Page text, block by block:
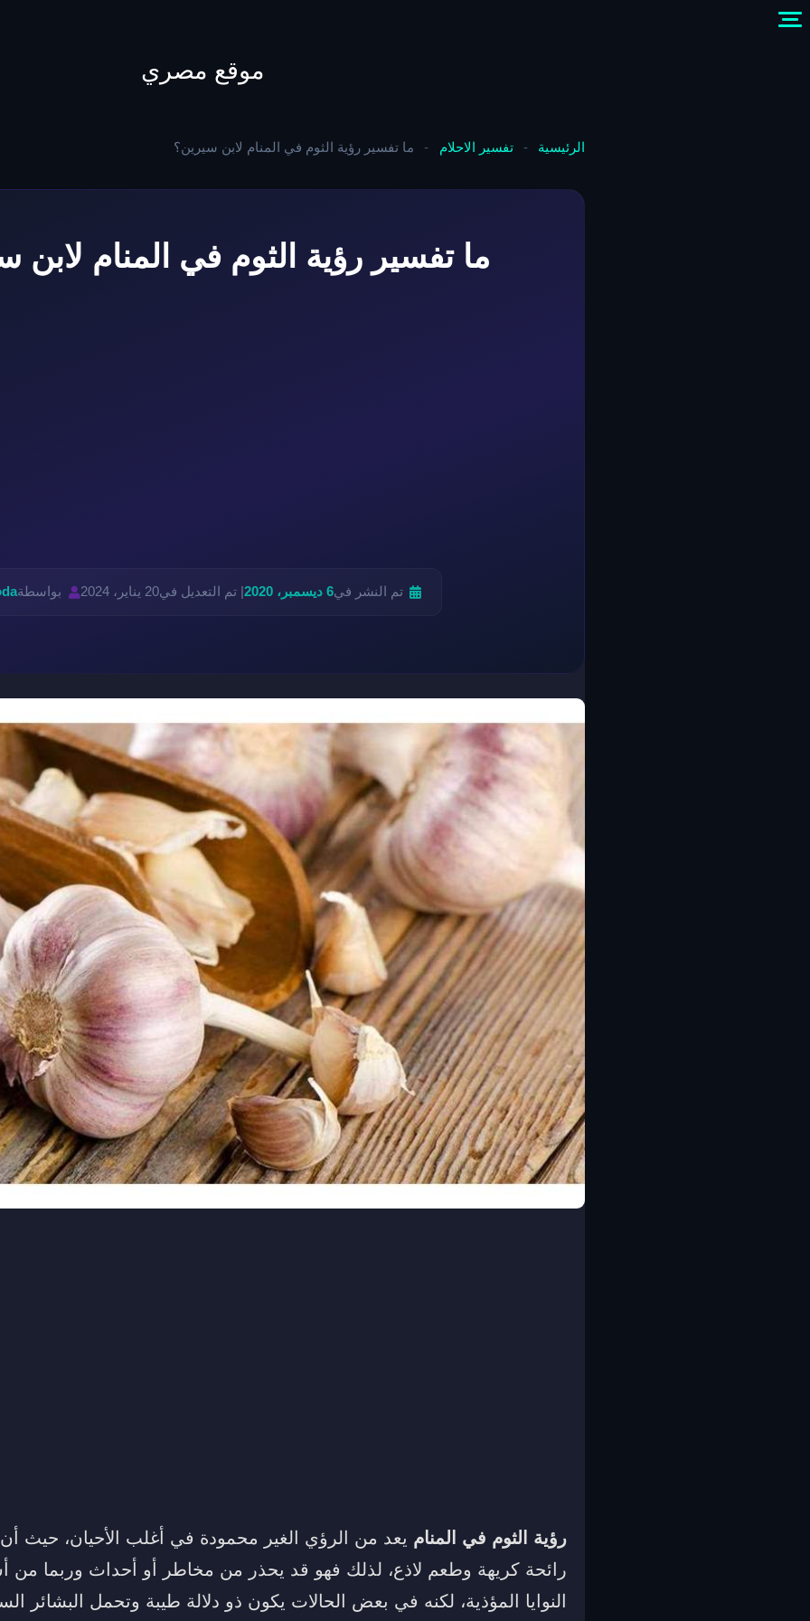
موقع مصري
الرئيسية - تفسير الاحلام - ما تفسير رؤية الثوم في المنام لابن سيرين؟
ما تفسير رؤية الثوم في المنام لابن
تم النشر في6 ديسمبر، 2020 | تم التعديل في20 يناير، 2024 بواسطة
رؤية الثوم في المنام يعد من الرؤي الغير محمودة في أغلب الأحيان، حيث أن
رائحة كريهة وطعم لاذع، لذلك فهو قد يحذر من مخاطر أو أحداث وربما
النوايا المؤذية، لكنه في بعض الحالات يكون ذو دلالة طيبة وتحمل البشائر